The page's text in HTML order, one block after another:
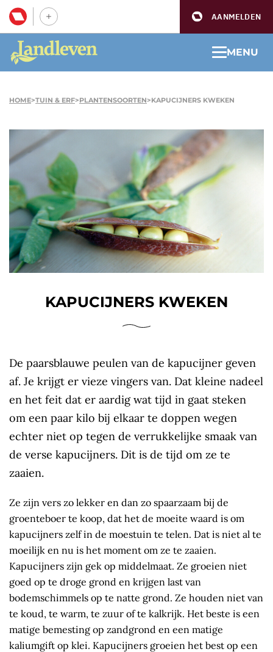
AANMELDEN
MENU
HOME>TUIN & ERF>PLANTENSOORTEN>KAPUCIJNERS KWEKEN
KAPUCIJNERS KWEKEN
De paarsblauwe peulen van de kapucijner geven
af. Je krijgt er vieze vingers van. Dat kleine nadeel
en het feit dat er aardig wat tijd in gaat steken
om een paar kilo bij elkaar te doppen wegen
echter niet op tegen de verrukkelijke smaak van
de verse kapucijners. Dit is de tijd om ze te
zaaien.
Ze zijn vers zo lekker en dan zo spaarzaam bij de
groenteboer te koop, dat het de moeite waard is om
kapucijners zelf in de moestuin te telen. Dat is niet al te
moeilijk en nu is het moment om ze te zaaien.
Kapucijners zijn gek op middelmaat. Ze groeien niet
goed op te droge grond en krijgen last van
bodemschimmels op te natte grond. Ze houden niet van
te koud, te warm, te zuur of te kalkrijk. Het beste is een
matige bemesting op zandgrond en een matige
kaliumgift op klei. Kapucijners groeien het best op een